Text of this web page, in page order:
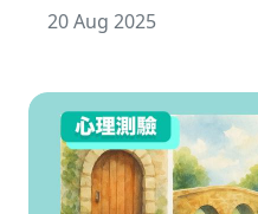
20 Aug 2025